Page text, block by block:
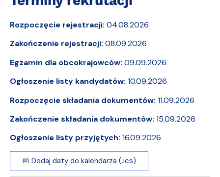
Rozpoczęcie rejestracji: 04.08.2026
Zakończenie rejestracji: 08.09.2026
Egzamin dla obcokrajowców: 09.09.2026
Ogłoszenie listy kandydatów: 10.09.2026
Rozpoczęcie składania dokumentów: 11.09.2026
Zakończenie składania dokumentów: 15.09.2026
Ogłoszenie listy przyjętych: 16.09.2026
📅 Dodaj daty do kalendarza (.ics)